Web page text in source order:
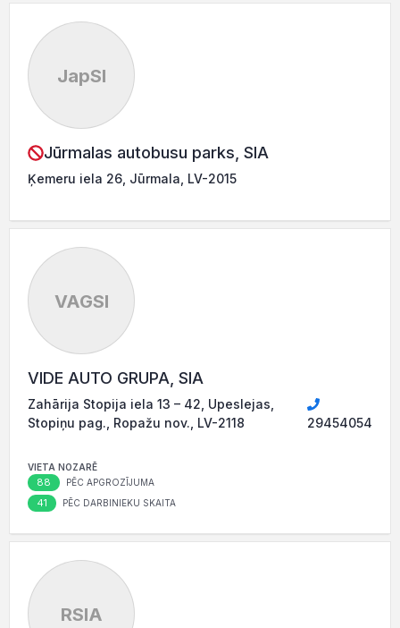
JapSI
Jūrmalas autobusu parks, SIA
Ķemeru iela 26, Jūrmala, LV-2015
VAGSI
VIDE AUTO GRUPA, SIA
Zahārija Stopija iela 13 – 42, Upeslejas,
Stopiņu pag., Ropažu nov., LV-2118
29454054
VIETA NOZARĒ
88 PĒC APGROZĪJUMA
41 PĒC DARBINIEKU SKAITA
RSIA